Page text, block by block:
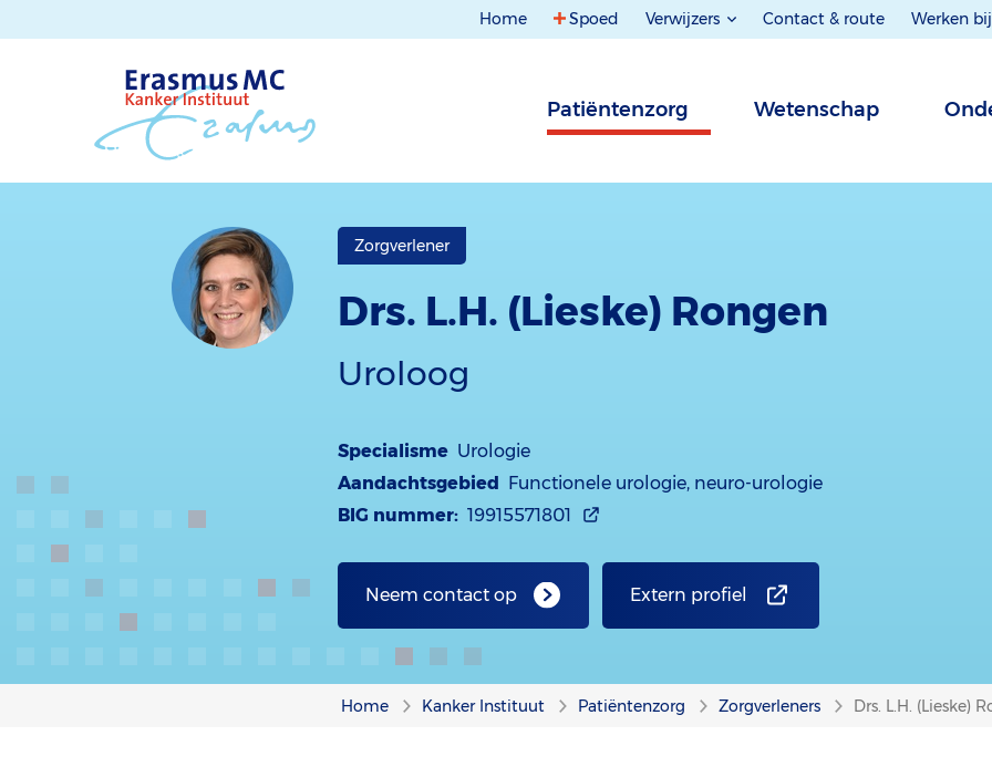
Home Spoed Verwijzers Contact & route Werken bij
Patiëntenzorg Wetenschap
Zorgverlener
Drs. L.H. (Lieske) Rongen
Uroloog
Specialisme Urologie
Aandachtsgebied Functionele urologie, neuro-urologie
BIG nummer: 19915571801
Neem contact op Extern profiel
Home Kanker Instituut Patiëntenzorg Zorgverleners Drs. L.H. (Lieske)